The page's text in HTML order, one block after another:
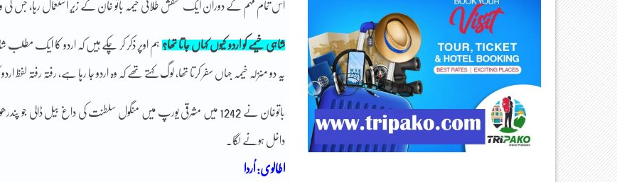
اس تمام مہم کے دوران ایک منقش طلائی خیمہ باتو خان کے زیرِ استعمال رہا، جس کی وجہ
شاہی خیمے کو اردو کیوں کہاں جاتا تھا؟ ہم اوپر ذکر کر چکے ہیں کہ اردو کا ایک مطلب
یہ دو منزلہ خیمہ جہاں سفر کرتا تھا، لوگ کہتے تھے کہ وہ اردو جا رہا ہے، رفتہ رفتہ لفظ
باتوخان نے 1242 میں مشرقی یورپ میں منگول سلطنت کی داغ بیل
داخل ہونے لگا۔
اطالوی: اُردا